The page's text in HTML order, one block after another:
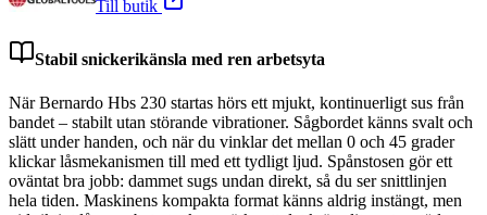
Till butik
Stabil snickerikänsla med ren arbetsyta
När Bernardo Hbs 230 startas hörs ett mjukt, kontinuerligt sus från
bandet – stabilt utan störande vibrationer. Sågbordet känns svalt och
slätt under handen, och när du vinklar det mellan 0 och 45 grader
klickar låsmekanismen till med ett tydligt ljud. Spånstosen gör ett
oväntat bra jobb: dammet sugs undan direkt, så du ser snittlinjen
hela tiden. Maskinens kompakta format känns aldrig instängt, men